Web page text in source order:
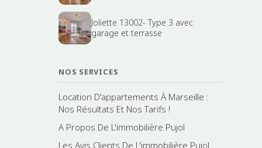
Joliette 13002- Type 3 avec
garage et terrasse
NOS SERVICES
Location D'appartements À Marseille :
Nos Résultats Et Nos Tarifs !
A Propos De L'immobilière Pujol
Les Avis Clients De L'immobilière Pujol